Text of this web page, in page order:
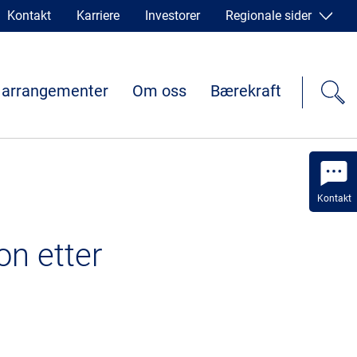
Kontakt
Kontakt Karriere Investorer Regionale sider
Om oss Bærekraft
etter